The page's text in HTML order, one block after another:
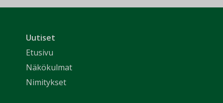
Uutiset
Etusivu
Näkökulmat
Nimitykset